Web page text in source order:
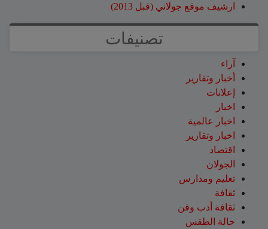
ارشيف موقع جولاني (قبل 2013)
تصنيفات
آراء
أخبار وتقارير
إعلانات
اخبار
اخبار عالمية
اخبار وتقارير
اقتصاد
الجولان
تعليم ومدارس
ثقافة
ثقافة أدب وفن
حالة الطقس